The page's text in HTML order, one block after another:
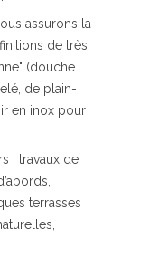
assurons la
de très
(douche
de plain-
en inox pour
: travaux de
terrasses